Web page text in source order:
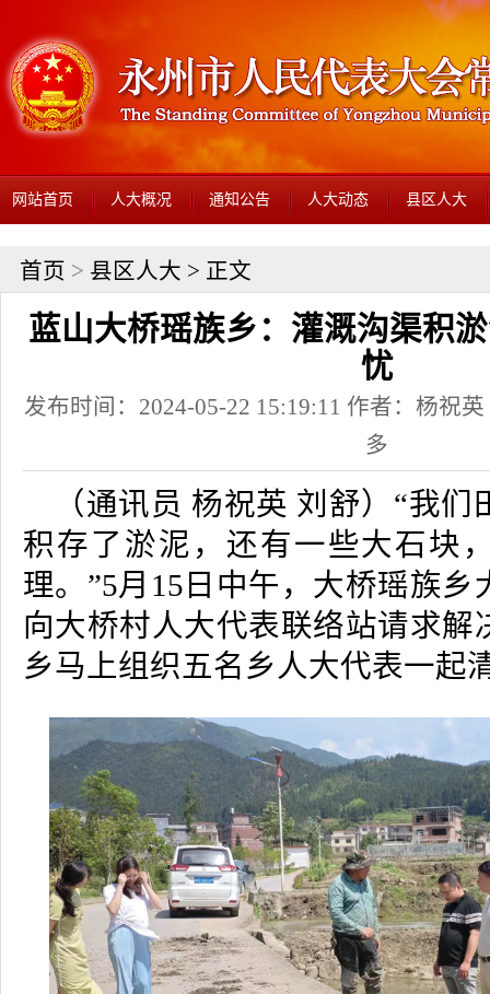
网站首页 人大概况 通知公告 人大动态 县区人大
首页 > 县区人大 > 正文
蓝山大桥瑶族乡：灌溉沟渠积
忧
发布时间：2024-05-22 15:19:11 作者：杨祝
多
（通讯员 杨祝英 刘舒）“我
积存了淤泥，还有一些大石块
理。”5月15日中午，大桥瑶族乡
向大桥村人大代表联络站请求解
乡马上组织五名乡人大代表一起